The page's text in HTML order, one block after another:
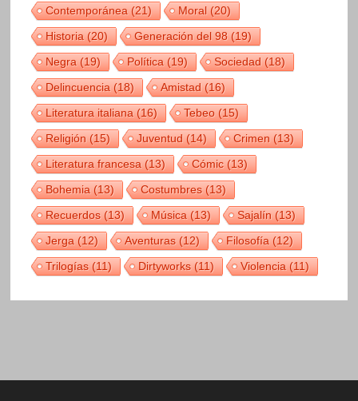
Contemporánea(21) Moral(20)
Historia(20) Generación del 98(19)
Negra(19) Política(19) Sociedad(18)
Delincuencia(18) Amistad(16)
Literatura italiana(16) Tebeo(15)
Religión(15) Juventud(14) Crimen(13)
Literatura francesa(13) Cómic(13)
Bohemia(13) Costumbres(13)
Recuerdos(13) Música(13) Sajalín(13)
Jerga(12) Aventuras(12) Filosofía(12)
Trilogías(11) Dirtyworks(11) Violencia(11)